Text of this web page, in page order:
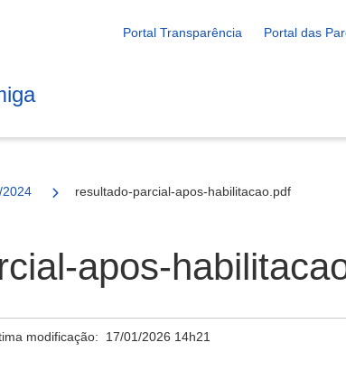
Portal Transparência Portal das
2024 resultado-parcial-apos-habilitacao.pdf
apos-
modificação: 17/01/2026 14h21